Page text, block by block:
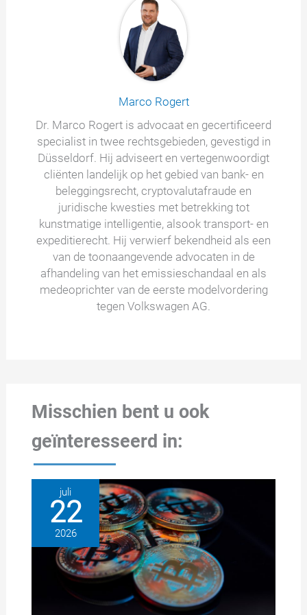
Marco Rogert
Dr. Marco Rogert is advocaat en gecertificeerd
specialist in twee rechtsgebieden, gevestigd in
Düsseldorf. Hij adviseert en vertegenwoordigt
cliënten landelijk op het gebied van bank- en
beleggingsrecht, cryptovalutafraude en
juridische kwesties met betrekking tot
kunstmatige intelligentie, alsook transport- en
expeditierecht. Hij verwierf bekendheid als een
van de toonaangevende advocaten in de
afhandeling van het emissieschandaal en als
medeoprichter van de eerste modelvordering
tegen Volkswagen AG.
Misschien bent u ook
geïnteresseerd in:
juli
22
2026